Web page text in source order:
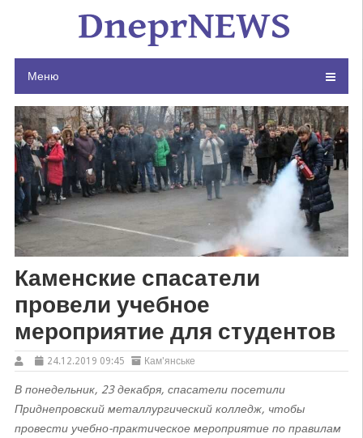
Меню
Каменские спасатели
провели учебное
мероприятие для студентов
24.12.2019 09:45 Кам'янське
В понедельник, 23 декабря, спасатели посетили
Приднепровский металлургический колледж, чтобы
провести учебно-практическое мероприятие по правилам